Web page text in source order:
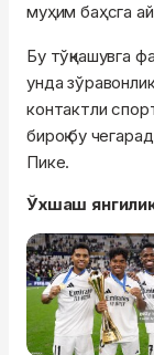
муҳим баҳсга
Бу тўқнашувга
унда
контактли
бироқ бу
Пике.
Ўхшаш